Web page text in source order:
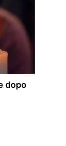
dopo